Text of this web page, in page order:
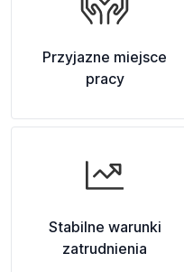
Przyjazne miejsce
pracy
Stabilne warunki
zatrudnienia